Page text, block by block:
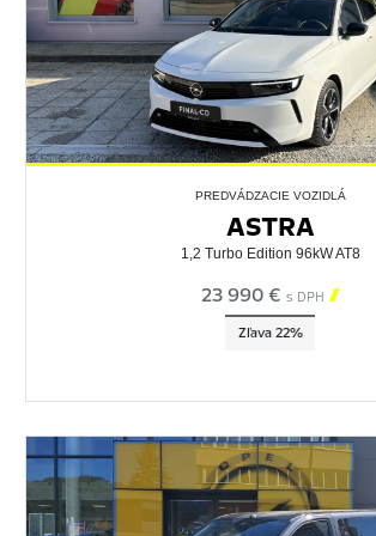
PREDVÁDZACIE VOZIDLÁ
ASTRA
1,2 Turbo Edition 96kW AT8
23 990 € s DPH 
Zľava 22%